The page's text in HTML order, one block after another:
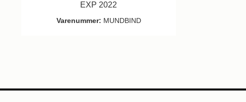
EXP 2022
Varenummer: MUNDBIND